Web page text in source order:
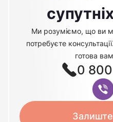
Ми розуміємо, що ви
потребуєте
готова
0